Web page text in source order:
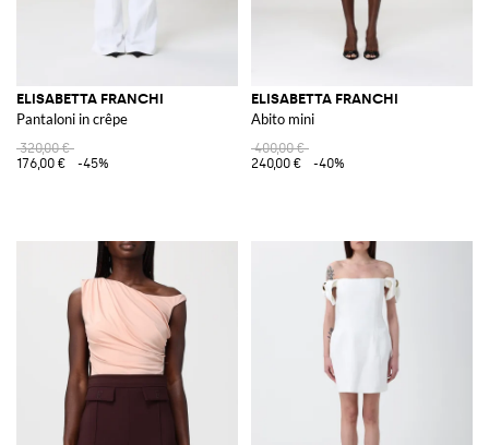
ELISABETTA FRANCHI
Pantaloni in crêpe
320,00 €
176,00 €
-45%
ELISABETTA FRANCHI
Abito mini
400,00 €
240,00 €
-40%